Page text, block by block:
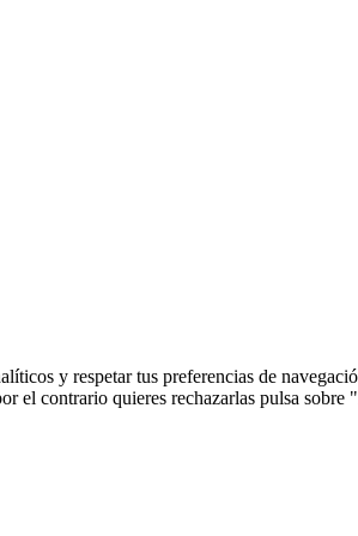
y respetar tus preferencias de
el contrario quieres rechazarlas pulsa